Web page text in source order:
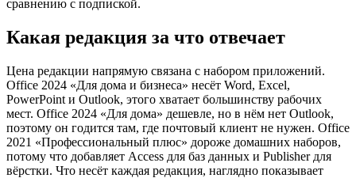
сравнению с подпиской.
Какая редакция за что отвечает
Цена редакции напрямую связана с набором приложений.
Office 2024 «Для дома и бизнеса» несёт Word, Excel,
PowerPoint и Outlook, этого хватает большинству рабочих
мест. Office 2024 «Для дома» дешевле, но в нём нет Outlook,
поэтому он годится там, где почтовый клиент не нужен. Office
2021 «Профессиональный плюс» дороже домашних наборов,
потому что добавляет Access для баз данных и Publisher для
вёрстки. Что несёт каждая редакция, наглядно показывает